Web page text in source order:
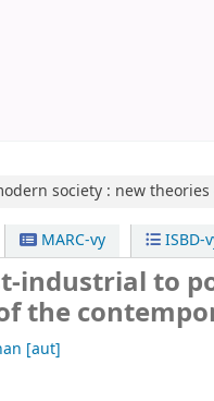
society : new
MARC-vy ISBD-
industrial to
the
[aut]